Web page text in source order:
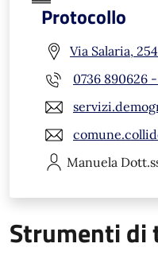
Protocollo
Via Salaria,
0736 890626
Manuela
Strumenti di